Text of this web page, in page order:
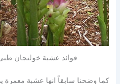
فوائد عشبة خولنجان